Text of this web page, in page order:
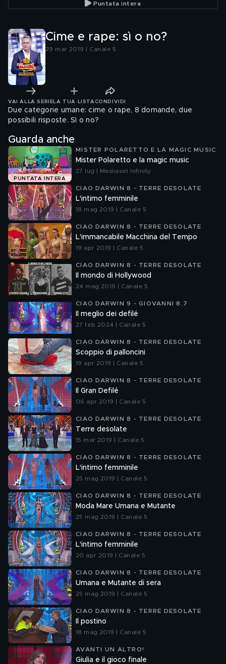
Puntata intera
Cime e rape: sì o no?
29 mar 2019 | Canale 5
VAI ALLA SERIE LA TUA LISTA CONDIVIDI
Due categorie umane: cime o rape, 8 domande, due
possibili risposte. Sì o no?
Guarda anche
PUNTATA INTERA
MISTER POLARETTO E LA MAGIC MUSIC
Mister Polaretto e la magic music
27 lug | Mediaset Infinity
CIAO DARWIN 8 - TERRE DESOLATE
L'intimo femminile
18 mag 2019 | Canale 5
CIAO DARWIN 8 - TERRE DESOLATE
L'immancabile Macchina del Tempo
19 apr 2019 | Canale 5
CIAO DARWIN 8 - TERRE DESOLATE
Il mondo di Hollywood
24 mag 2019 | Canale 5
CIAO DARWIN 9 - GIOVANNI 8,7
Il meglio dei defilé
27 feb 2024 | Canale 5
CIAO DARWIN 8 - TERRE DESOLATE
Scoppio di palloncini
19 apr 2019 | Canale 5
CIAO DARWIN 8 - TERRE DESOLATE
Il Gran Defilé
06 apr 2019 | Canale 5
CIAO DARWIN 8 - TERRE DESOLATE
Terre desolate
15 mar 2019 | Canale 5
CIAO DARWIN 8 - TERRE DESOLATE
L'intimo femminile
25 mag 2019 | Canale 5
CIAO DARWIN 8 - TERRE DESOLATE
Moda Mare Umana e Mutante
25 mag 2019 | Canale 5
CIAO DARWIN 8 - TERRE DESOLATE
L'intimo femminile
20 apr 2019 | Canale 5
CIAO DARWIN 8 - TERRE DESOLATE
Umana e Mutante di sera
25 mag 2019 | Canale 5
CIAO DARWIN 8 - TERRE DESOLATE
Il postino
18 mag 2019 | Canale 5
AVANTI UN ALTRO!
Giulia e il gioco finale